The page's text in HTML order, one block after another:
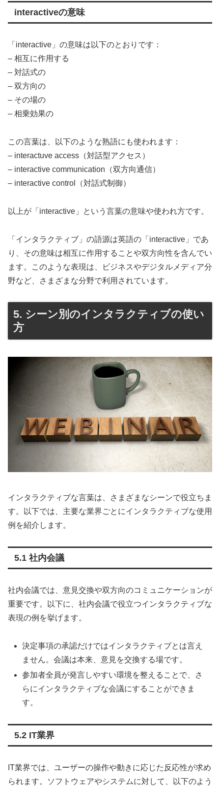
interactiveの意味
「interactive」の意味は以下のとおりです：
– 相互に作用する
– 対話式の
– 双方向の
– その場の
– 相乗効果の
この言葉は、以下のような熟語にも使われます：
– interactuve access（対話型アクセス）
– interactive communication（双方向通信）
– interactive control（対話式制御）
以上が「interactive」という言葉の意味や使われ方です。
「インタラクティブ」の語源は英語の「interactive」であ
り、その意味は相互に作用することや双方向性を含んでい
ます。このような表現は、ビジネスやデジタルメディア分
野など、さまざまな分野で利用されています。
5. シーン別のインタラクティブの使い
方
インタラクティブな言葉は、さまざまなシーンで役立ちま
す。以下では、主要な業界ごとにインタラクティブな使用
例を紹介します。
5.1 社内会議
社内会議では、意見交換や双方向のコミュニケーションが
重要です。以下に、社内会議で役立つインタラクティブな
表現の例を挙げます。
決定事項の承認だけではインタラクティブとは言え
ません。会議は本来、意見を交換する場です。
参加者全員が発言しやすい環境を整えることで、さ
らにインタラクティブな会議にすることができま
す。
5.2 IT業界
IT業界では、ユーザーの操作や動きに応じた反応性が求め
られます。ソフトウェアやシステムに対して、以下のよう